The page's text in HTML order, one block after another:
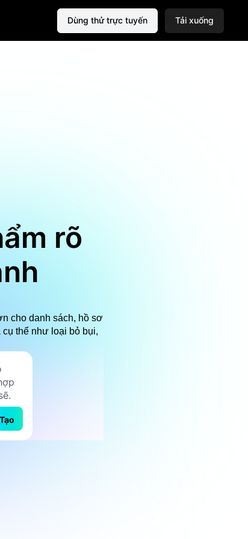
Dùng thử trực tuyến Tải xuống
rõ
cho danh sách, hồ sơ
thể như loại bỏ bụi,
Tạo